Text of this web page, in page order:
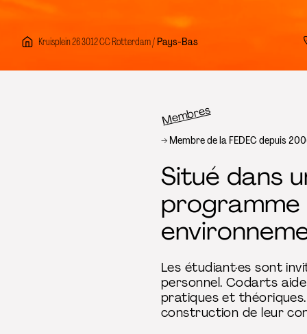
Kruisplein 26 3012 CC Rotterdam /Pays-Bas
Fil d’Ariane
Membres
Membre de la FEDEC depuis
Situé dans
Les étudiant·es sont
personnel. Codarts
pratiques et
construction de leur